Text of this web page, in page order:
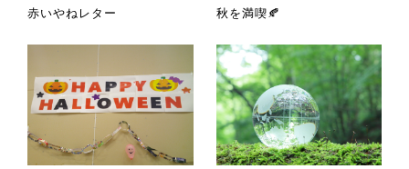
赤いやねレター 秋を満喫🍂